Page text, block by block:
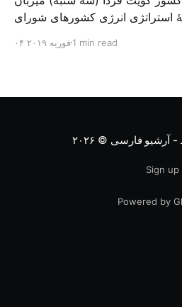
استراتژی انرژی کشورهای شورای
نفت و گاز در این کنفرانس
۰۴ فوریه ۲۰۱۹1 min read
- آرشیو فارسی © ۲۰۲۶
Sign up
Powered by